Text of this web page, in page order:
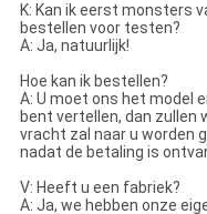
K: Kan ik eerst monsters
bestellen voor testen?
A: Ja, natuurlijk!
Hoe kan ik bestellen?
A: U moet ons het model
bent vertellen, dan zullen
vracht zal naar u worden
nadat de betaling is
V: Heeft u een fabriek?
A: Ja, we hebben onze